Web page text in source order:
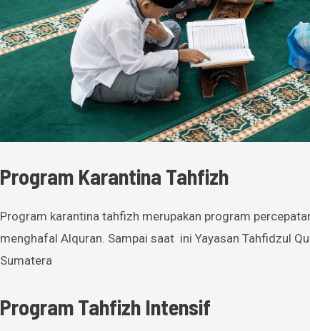
Program Karantina Tahfizh
Program karantina tahfizh merupakan program
menghafal Alquran. Sampai saat ini Yayasan Tahfidzul
Sumatera
Program Tahfizh Intensif